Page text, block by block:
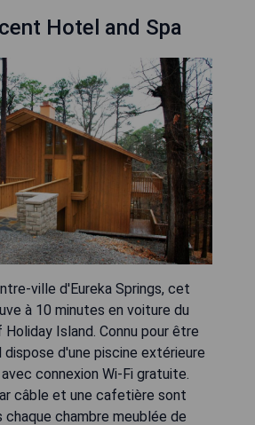
Hotel and Spa
ville d'Eureka Springs, cet
à 10 minutes en voiture du
Island. Connu pour être
dispose d'une piscine extérieure
connexion Wi-Fi gratuite.
câble et une cafetière sont
chaque chambre meublée de